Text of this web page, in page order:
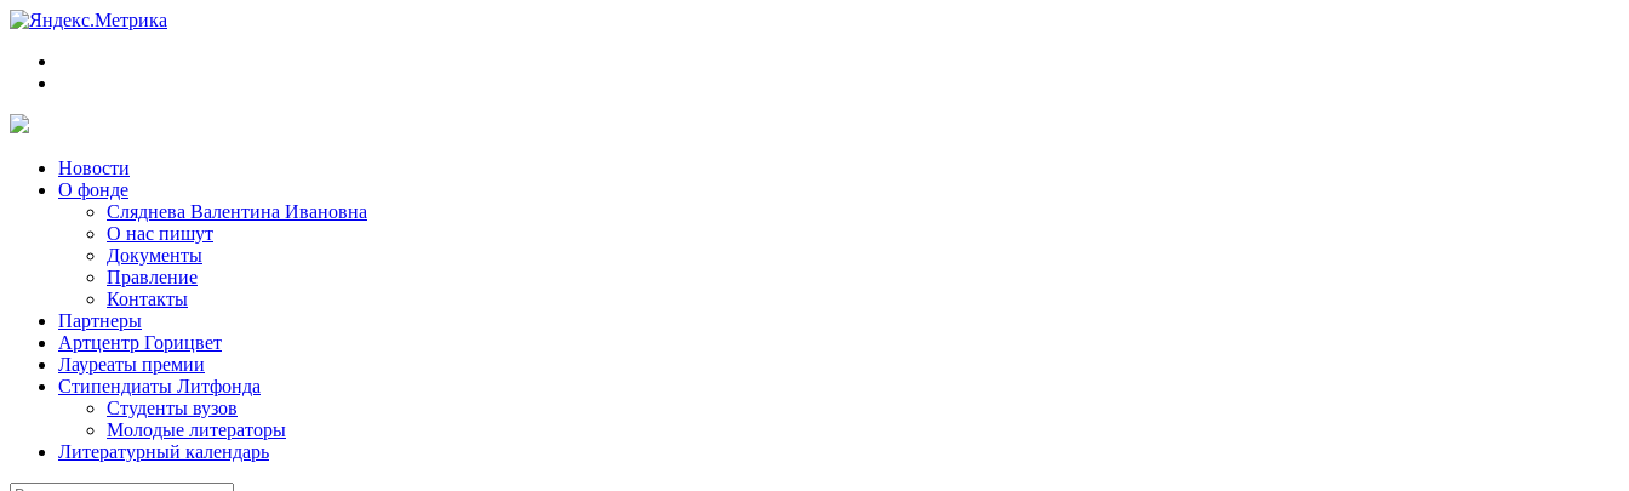
Новости
О фонде
Сляднева Валентина Ивановна
О нас пишут
Документы
Правление
Контакты
Партнеры
Артцентр Горицвет
Лауреаты премии
Стипендиаты Литфонда
Студенты вузов
Молодые литераторы
Литературный календарь